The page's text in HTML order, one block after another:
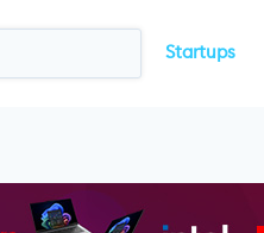
Startups